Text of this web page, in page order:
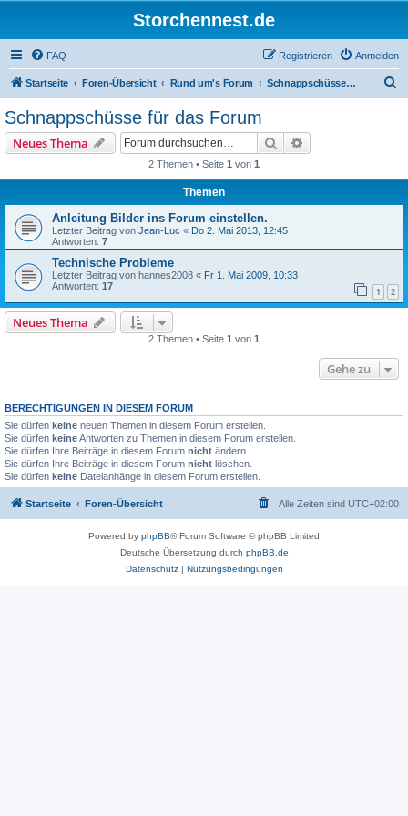
Storchennest.de
FAQ Anmelden
Registrieren
Startseite Foren-Übersicht Rund um's Forum Schnappschüsse für das Forum
Schnappschüsse für das Forum
Neues Thema Suche
2 Themen • Seite 1 von 1
Themen
Anleitung Bilder ins Forum einstellen.
Letzter Beitrag von Jean-Luc « Do 2. Mai 2013, 12:45
Antworten: 7
Technische Probleme
Letzter Beitrag von hannes2008 « Fr 1. Mai 2009, 10:33
Antworten: 17 1 2
Neues Thema
2 Themen • Seite 1 von 1
Gehe zu
BERECHTIGUNGEN IN DIESEM FORUM
Sie dürfen keine neuen Themen in diesem Forum erstellen.
Sie dürfen keineAntworten zu Themen in diesem Forum erstellen.
Sie dürfen Ihre Beiträge in diesem Forum nicht ändern.
Sie dürfen Ihre Beiträge in diesem Forum nicht löschen.
Sie dürfen keine Dateianhänge in diesem Forum erstellen.
Startseite Foren-Übersicht Alle Zeiten sind UTC+02:00
Powered by phpBB® Forum Software © phpBB Limited
Deutsche Übersetzung durch phpBB.de
Datenschutz| Nutzungsbedingungen